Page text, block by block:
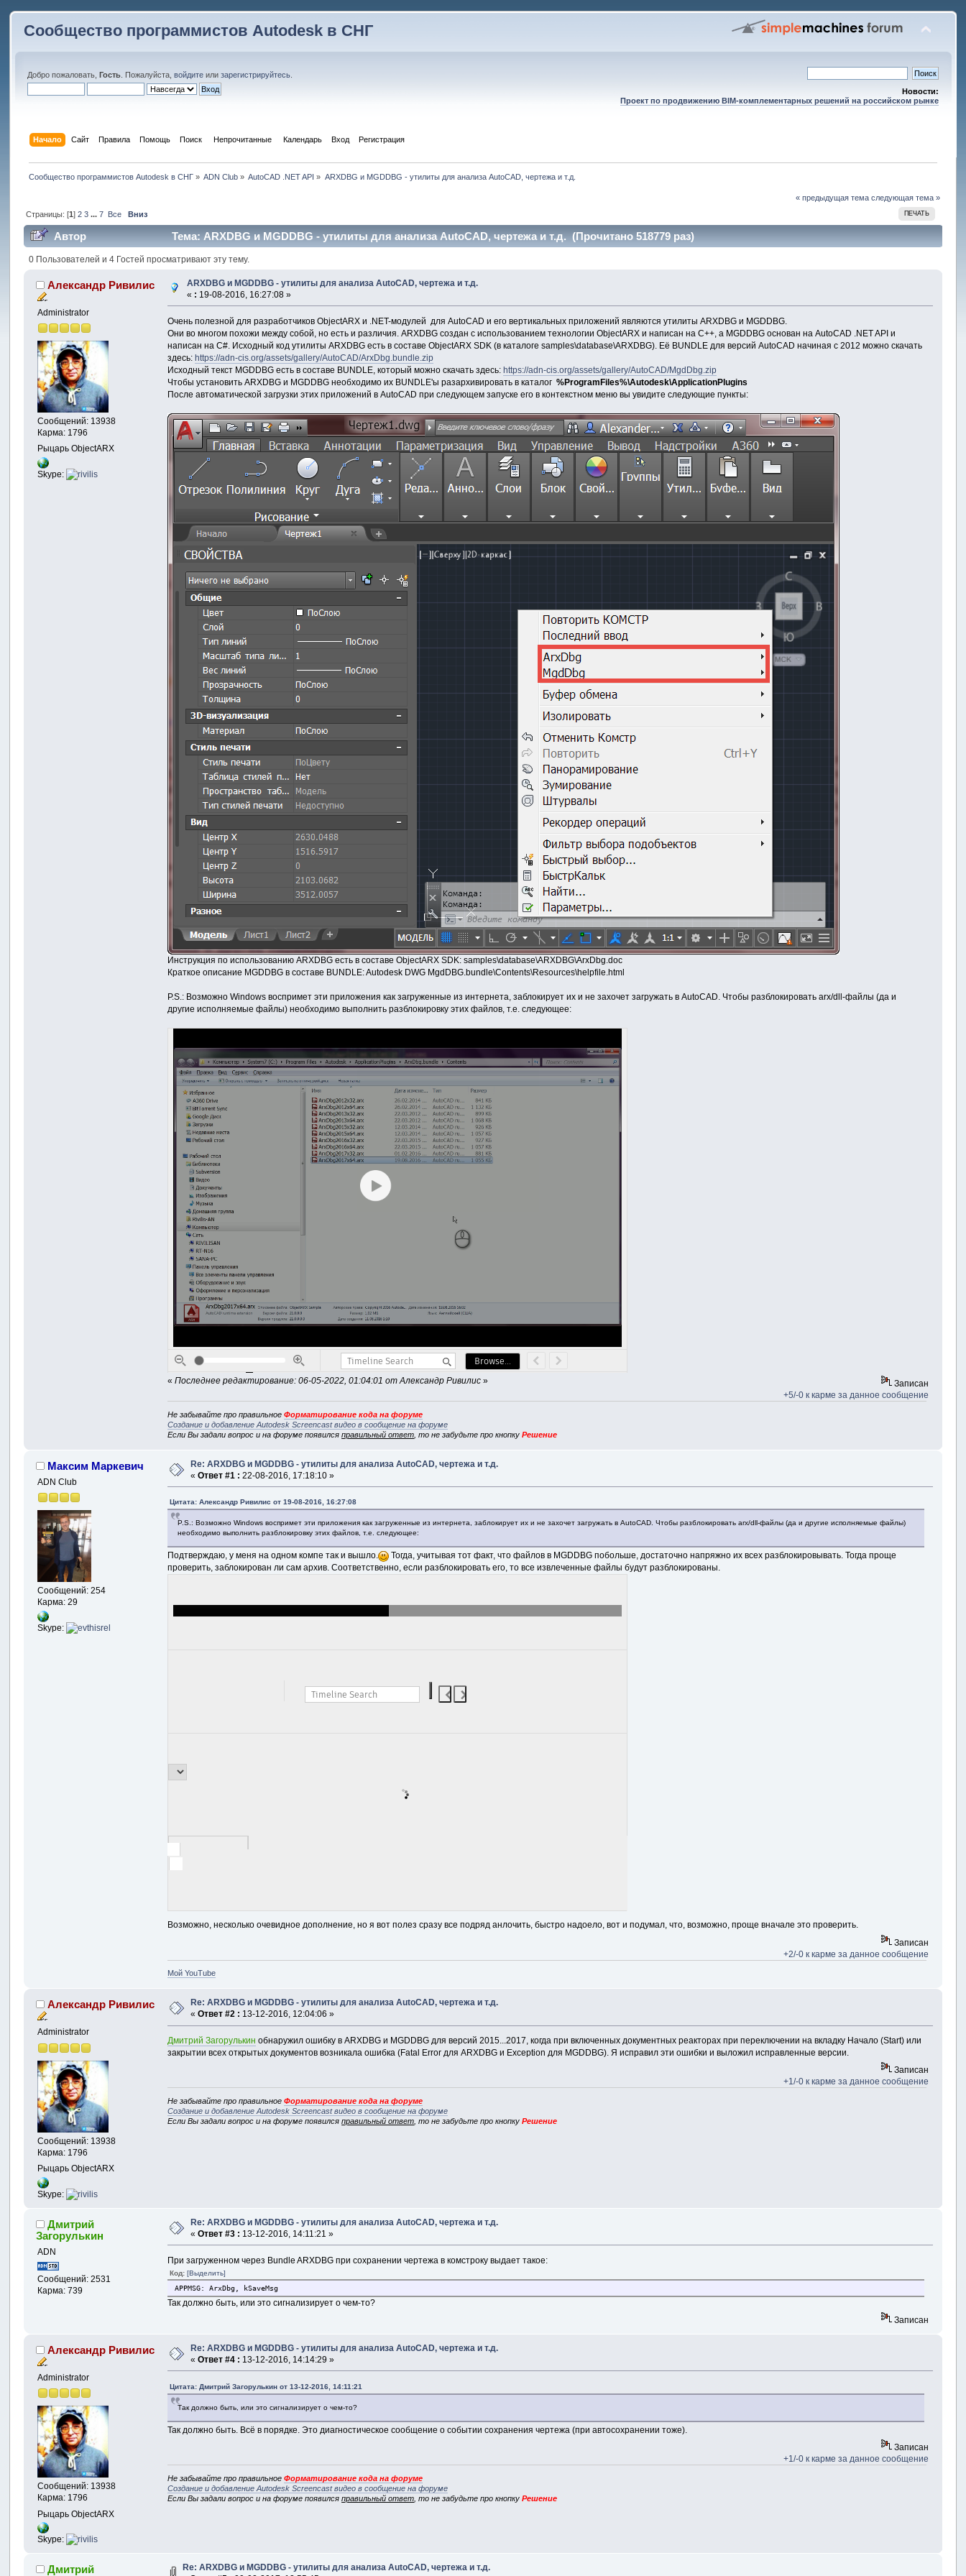
Сообщество программистов Autodesk в СНГ
Добро пожаловать,Гость . Пожалуйста,войдите илизарегистрируйтесь
Новости:
Проект по продвижению BIM-комплементарных решений на российском рынке
Начало Сайт Правила Помощь Поиск Непрочитанные Календарь Вход Регистрация
Сообщество программистов Autodesk в СНГ» ADN Club » AutoCAD .NET API » ARXDBG и MGDDBG - утилиты для анализа AutoCAD, чертежа и т.д.
« предыдущая тема следующая тема »
ПЕЧАТЬ
Страницы: [1] 2 3 ... 7 Все Вниз
Автор Тема: ARXDBG и MGDDBG - утилиты для анализа AutoCAD, чертежа и т.д. (Прочитано 518779 раз)
0 Пользователей и 4 Гостей просматривают эту тему.
Александр Ривилис
Administrator
Сообщений: 13938
Карма: 1796
Рыцарь ObjectARX
Skype:
ARXDBG и MGDDBG - утилиты для анализа AutoCAD, чертежа и т.д.
« : 19-08-2016, 16:27:08 »
Очень полезной для разработчиков ObjectARX и .NET-модулей для AutoCAD и его вертикальных приложений являются утилиты ARXDBG и MGDDBG.
Они во многом похожи между собой, но есть и различия. ARXDBG создан с использованием технологии ObjectARX и написан на C++, а MGDDBG основан на AutoCAD .NET API и
написан на C#. Исходный код утилиты ARXDBG есть в составе ObjectARX SDK (в каталоге samples\database\ARXDBG). Её BUNDLE для версий AutoCAD начиная с 2012 можно скачать
здесь:https://adn-cis.org/assets/gallery/AutoCAD/ArxDbg.bundle.zip
Исходный текст MGDDBG есть в составе BUNDLE, который можно скачать здесь:https://adn-cis.org/assets/gallery/AutoCAD/MgdDbg.zip
Чтобы установить ARXDBG и MGDDBG необходимо их BUNDLE'ы разархивировать в каталог%ProgramFiles%\Autodesk\ApplicationPlugins
После автоматической загрузки этих приложений в AutoCAD при следующем запуске его в контекстном меню вы увидите следующие пункты:
Инструкция по использованию ARXDBG есть в составе ObjectARX SDK: samples\database\ARXDBG\ArxDbg.doc
Краткое описание MGDDBG в составе BUNDLE: Autodesk DWG MgdDBG.bundle\Contents\Resources\helpfile.html
P.S.: Возможно Windows воспримет эти приложения как загруженные из интернета, заблокирует их и не захочет загружать в AutoCAD. Чтобы разблокировать arx/dll-файлы (да и
другие исполняемые файлы) необходимо выполнить разблокировку этих файлов, т.е. следующее:
«Последнее редактирование: 06-05-2022, 01:04:01 от Александр Ривилис »
Записан
+5/-0 к карме за данное сообщение
Не забывайте про правильноеФорматирование кода на форуме
Создание и добавление Autodesk Screencast видео в сообщение на форуме
Если Вы задали вопрос и на форуме появилсяправильный ответ , то не забудьте про кнопкуРешение
Максим Маркевич
ADN Club
Сообщений: 254
Карма: 29
Skype:
Re: ARXDBG и MGDDBG - утилиты для анализа AutoCAD, чертежа и т.д.
«Ответ #1 : 22-08-2016, 17:18:10 »
Цитата: Александр Ривилис от 19-08-2016, 16:27:08
P.S.: Возможно Windows воспримет эти приложения как загруженные из интернета, заблокирует их и не захочет загружать в AutoCAD. Чтобы разблокировать arx/dll-файлы (да и другие исполняемые файлы)
необходимо выполнить разблокировку этих файлов, т.е. следующее:
Подтверждаю, у меня на одном компе так и вышло.
Тогда, учитывая тот факт, что файлов в MGDDBG побольше, достаточно напряжно их всех разблокировывать. Тогда проще
проверить, заблокирован ли сам архив. Соответственно, если разблокировать его, то все извлеченные файлы будут разблокированы.
Возможно, несколько очевидное дополнение, но я вот полез сразу все подряд анлочить, быстро надоело, вот и подумал, что, возможно, проще вначале это проверить.
Записан
+2/-0 к карме за данное сообщение
Мой YouTube
Александр Ривилис
Administrator
Сообщений: 13938
Карма: 1796
Рыцарь ObjectARX
Skype:
Re: ARXDBG и MGDDBG - утилиты для анализа AutoCAD, чертежа и т.д.
«Ответ #2 : 13-12-2016, 12:04:06 »
Дмитрий Загорулькин обнаружил ошибку в ARXDBG и MGDDBG для версий 2015...2017, когда при включенных документных реакторах при переключении на вкладку Начало (Start) или
закрытии всех открытых документов возникала ошибка (Fatal Error для ARXDBG и Exception для MGDDBG). Я исправил эти ошибки и выложил исправленные версии.
Записан
+1/-0 к карме за данное сообщение
Не забывайте про правильноеФорматирование кода на форуме
Создание и добавление Autodesk Screencast видео в сообщение на форуме
Если Вы задали вопрос и на форуме появилсяправильный ответ , то не забудьте про кнопкуРешение
Дмитрий
Загорулькин
ADN
Сообщений: 2531
Карма: 739
Re: ARXDBG и MGDDBG - утилиты для анализа AutoCAD, чертежа и т.д.
«Ответ #3 : 13-12-2016, 14:11:21 »
При загруженном через Bundle ARXDBG при сохранении чертежа в комстроку выдает такое:
Код:[Выделить]
APPMSG: ArxDbg, kSaveMsg
Так должно быть, или это сигнализирует о чем-то?
Записан
Александр Ривилис
Administrator
Сообщений: 13938
Карма: 1796
Рыцарь ObjectARX
Skype:
Re: ARXDBG и MGDDBG - утилиты для анализа AutoCAD, чертежа и т.д.
«Ответ #4 : 13-12-2016, 14:14:29 »
Цитата: Дмитрий Загорулькин от 13-12-2016, 14:11:21
Так должно быть, или это сигнализирует о чем-то?
Так должно быть. Всё в порядке. Это диагностическое сообщение о событии сохранения чертежа (при автосохранении тоже).
Записан
+1/-0 к карме за данное сообщение
Не забывайте про правильноеФорматирование кода на форуме
Создание и добавление Autodesk Screencast видео в сообщение на форуме
Если Вы задали вопрос и на форуме появилсяправильный ответ , то не забудьте про кнопкуРешение
Дмитрий
Re: ARXDBG и MGDDBG - утилиты для анализа AutoCAD, чертежа и т.д.